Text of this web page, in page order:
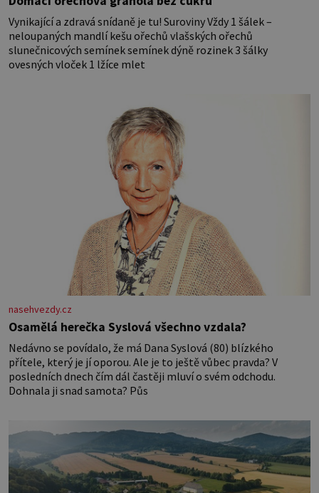
Vynikající a zdravá snídaně je tu! Suroviny Vždy 1 šálek –
neloupaných mandlí kešu ořechů vlašských ořechů
slunečnicových semínek semínek dýně rozinek 3 šálky
ovesných vloček 1 lžíce mlet
nasehvezdy.cz
Osamělá herečka Syslová všechno vzdala?
Nedávno se povídalo, že má Dana Syslová (80) blízkého
přítele, který je jí oporou. Ale je to ještě vůbec pravda? V
posledních dnech čím dál častěji mluví o svém odchodu.
Dohnala ji snad samota? Půs